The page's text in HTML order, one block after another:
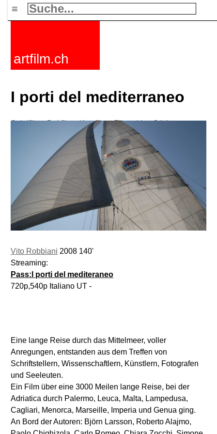
≡
artfilm.ch
I porti del mediterraneo
Vito Robbiani 2008 140'
Streaming:
Pass:I porti del mediteraneo
720p,540p Italiano UT -
Eine lange Reise durch das Mittelmeer, voller
Anregungen, entstanden aus dem Treffen von
Schriftstellern, Wissenschaftlern, Künstlern, Fotografen
und Seeleuten.
Ein Film über eine 3000 Meilen lange Reise, bei der
Adriatica durch Palermo, Leuca, Malta, Lampedusa,
Cagliari, Menorca, Marseille, Imperia und Genua ging.
An Bord der Autoren: Björn Larsson, Roberto Alajmo,
Spielfilme Dokfilme Kurzfilme Filmzyklen Stichworte
F-Rated FAQ Kontakt Maillist
Aktivieren Abo
216.73.216.163